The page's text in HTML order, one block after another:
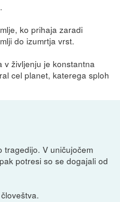
ko prihaja zaradi
do izumrtja vrst.
v življenju je konstantna
cel planet, katerega sploh
tragedijo. V uničujočem
potresi so se dogajali od